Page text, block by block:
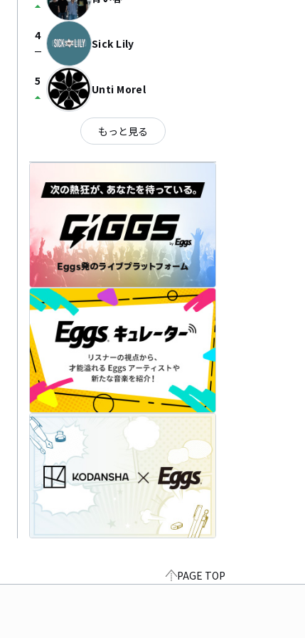
arrow_drop_up
4
check_indeterminate_small Sick Lily
5
arrow_drop_up Unti Morel
もっと見る
PAGE TOP